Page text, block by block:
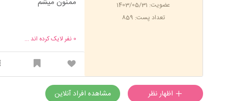
عضویت: 1403/05/31
تعداد پست: 859
0 نفر لایک کرده اند ...
مشاهده افراد آنلاین